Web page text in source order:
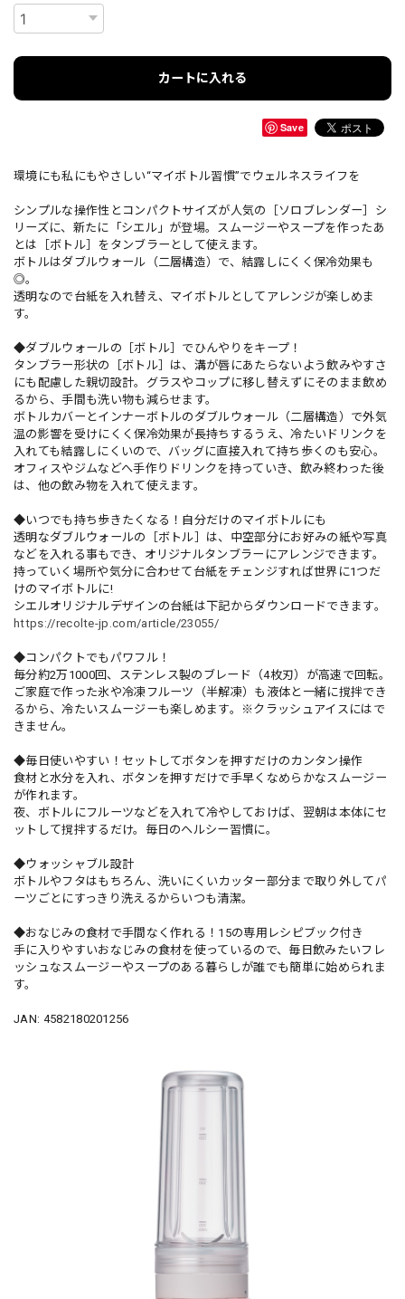
カートに入れる
Save
環境にも私にもやさしい“マイボトル習慣”でウェルネスライフを
シンプルな操作性とコンパクトサイズが人気の［ソロブレンダー］シ
リーズに、新たに「シエル」が登場。スムージーやスープを作ったあ
とは［ボトル］をタンブラーとして使えます。
ボトルはダブルウォール（二層構造）で、結露しにくく保冷効果も
◎。
透明なので台紙を入れ替え、マイボトルとしてアレンジが楽しめま
す。
◆ダブルウォールの［ボトル］でひんやりをキープ！
タンブラー形状の［ボトル］は、溝が唇にあたらないよう飲みやすさ
にも配慮した親切設計。グラスやコップに移し替えずにそのまま飲め
るから、手間も洗い物も減らせます。
ボトルカバーとインナーボトルのダブルウォール（二層構造）で外気
温の影響を受けにくく保冷効果が長持ちするうえ、冷たいドリンクを
入れても結露しにくいので、バッグに直接入れて持ち歩くのも安心。
オフィスやジムなどへ手作りドリンクを持っていき、飲み終わった後
は、他の飲み物を入れて使えます。
◆いつでも持ち歩きたくなる！自分だけのマイボトルにも
透明なダブルウォールの［ボトル］は、中空部分にお好みの紙や写真
などを入れる事もでき、オリジナルタンブラーにアレンジできます。
持っていく場所や気分に合わせて台紙をチェンジすれば世界に1つだ
けのマイボトルに!
シエルオリジナルデザインの台紙は下記からダウンロードできます。
https://recolte-jp.com/article/23055/
◆コンパクトでもパワフル！
毎分約2万1000回、ステンレス製のブレード（4枚刃）が高速で回転。
ご家庭で作った氷や冷凍フルーツ（半解凍）も液体と一緒に撹拌でき
るから、冷たいスムージーも楽しめます。※クラッシュアイスにはで
きません。
◆毎日使いやすい！セットしてボタンを押すだけのカンタン操作
食材と水分を入れ、ボタンを押すだけで手早くなめらかなスムージー
が作れます。
夜、ボトルにフルーツなどを入れて冷やしておけば、翌朝は本体にセ
ットして撹拌するだけ。毎日のヘルシー習慣に。
◆ウォッシャブル設計
ボトルやフタはもちろん、洗いにくいカッター部分まで取り外してパ
ーツごとにすっきり洗えるからいつも清潔。
◆おなじみの食材で手間なく作れる！15の専用レシピブック付き
手に入りやすいおなじみの食材を使っているので、毎日飲みたいフレ
ッシュなスムージーやスープのある暮らしが誰でも簡単に始められま
す。
JAN: 4582180201256